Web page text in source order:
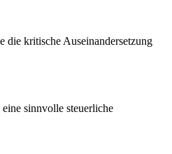
kritische Auseinandersetzung
sinnvolle steuerliche